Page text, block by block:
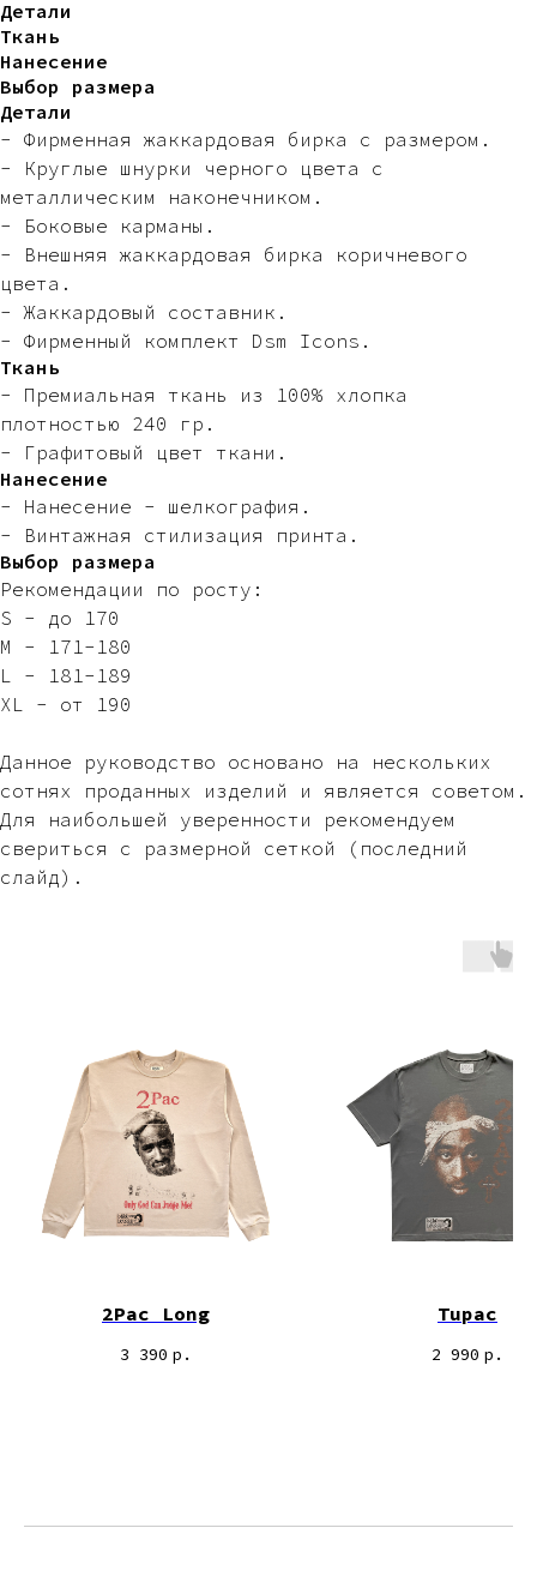
Детали
Ткань
Нанесение
Выбор размера
Детали
- Фирменная жаккардовая бирка с размером.
- Круглые шнурки черного цвета с
металлическим наконечником.
- Боковые карманы.
- Внешняя жаккардовая бирка коричневого
цвета.
- Жаккардовый составник.
- Фирменный комплект Dsm Icons.
Ткань
- Премиальная ткань из 100% хлопка
плотностью 240 гр.
- Графитовый цвет ткани.
Нанесение
- Нанесение - шелкография.
- Винтажная стилизация принта.
Выбор размера
Рекомендации по росту:
S - до 170
M - 171-180
L - 181-189
XL - от 190
Данное руководство основано на нескольких
сотнях проданных изделий и является советом.
Для наибольшей уверенности рекомендуем
свериться с размерной сеткой (последний
слайд).
2Pac Long
3 390 р.
Tupac
2 990 р.